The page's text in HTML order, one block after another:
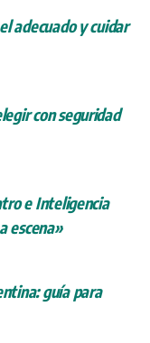
adecuado y cuidar
con seguridad
e Inteligencia
escena»
guía para